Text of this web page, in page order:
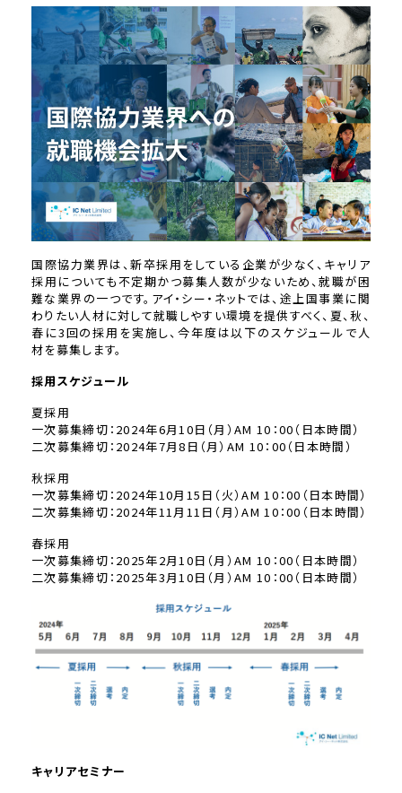
国際協力業界は、新卒採用をしている企業が少なく、キャリア
採用についても不定期かつ募集人数が少ないため、就職が困
難な業界の一つです。アイ・シー・ネットでは、途上国事業に関
わりたい人材に対して就職しやすい環境を提供すべく、夏、秋、
春に3回の採用を実施し、今年度は以下のスケジュールで人
材を募集します。
採用スケジュール
夏採用
一次募集締切：2024年6月10日（月）AM 10：00（日本時間）
二次募集締切：2024年7月8日（月）AM 10：00（日本時間）
秋採用
一次募集締切：2024年10月15日（火）AM 10：00（日本時間）
二次募集締切：2024年11月11日（月）AM 10：00（日本時間）
春採用
一次募集締切：2025年2月10日（月）AM 10：00（日本時間）
二次募集締切：2025年3月10日（月）AM 10：00（日本時間）
キャリアセミナー